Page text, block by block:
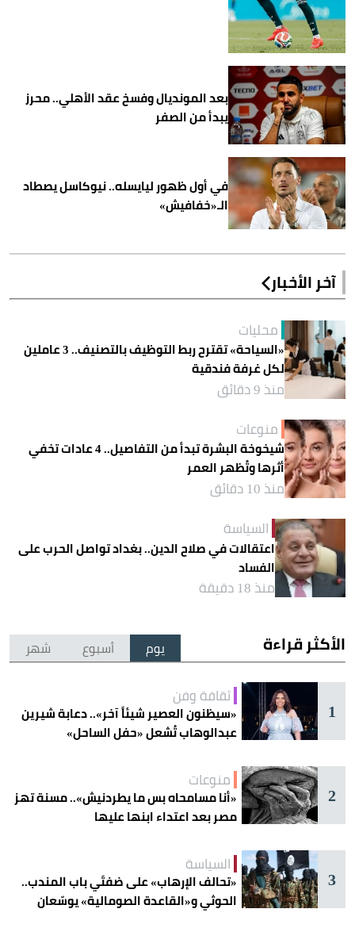
بعد المونديال وفسخ عقد الأهلي.. محرز
يبدأ من الصفر
في أول ظهور ليايسله.. نيوكاسل يصطاد
الـ«خفافيش»
آخر الأخبار
محليات
«السياحة» تقترح ربط التوظيف بالتصنيف.. 3 عاملين
لكل غرفة فندقية
منذ 9 دقائق
منوعات
شيخوخة البشرة تبدأ من التفاصيل.. 4 عادات تخفي
أثرها وتُظهر العمر
منذ 10 دقائق
السياسة
اعتقالات في صلاح الدين.. بغداد تواصل الحرب على
الفساد
منذ 18 دقيقة
الأكثر قراءة يوم أسبوع شهر
1
ثقافة وفن
«سيظنون العصير شيئاً آخر».. دعابة شيرين
عبدالوهاب تُشعل «حفل الساحل»
2
منوعات
«أنا مسامحاه بس ما يطردنيش».. مسنة تهز
مصر بعد اعتداء ابنها عليها
3
السياسة
«تحالف الإرهاب» على ضفتَي باب المندب..
الحوثي و«القاعدة الصومالية» يوسّعان